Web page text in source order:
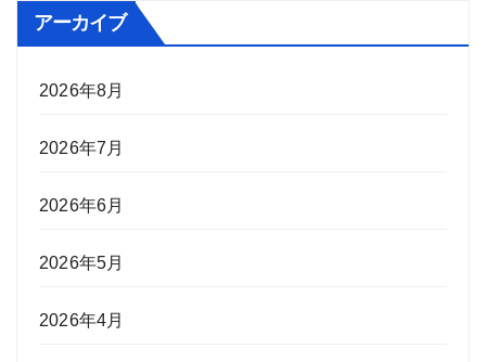
アーカイブ
2026年8月
2026年7月
2026年6月
2026年5月
2026年4月